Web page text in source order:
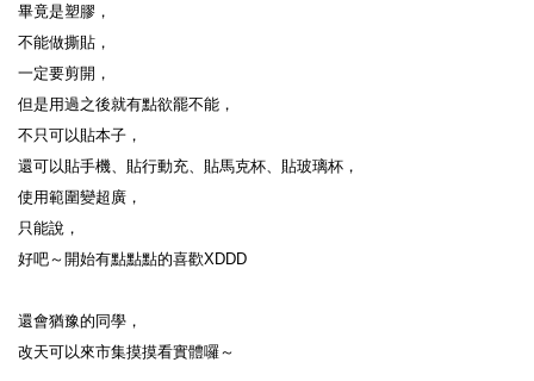
畢竟是塑膠，
不能做撕貼，
一定要剪開，
但是用過之後就有點欲罷不能，
不只可以貼本子，
還可以貼手機、貼行動充、貼馬克杯、貼玻璃杯，
使用範圍變超廣，
只能說，
好吧～開始有點點點的喜歡XDDD
還會猶豫的同學，
改天可以來市集摸摸看實體囉～